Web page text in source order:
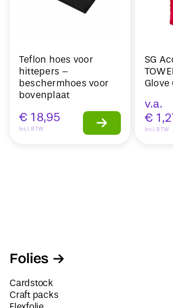
Teflon hoes voor
hittepers –
beschermhoes voor
bovenplaat
€ 18,95
Incl. BTW
SG
Glove
v.a.
€
Incl. BTW
Folies
Cardstock
Craft packs